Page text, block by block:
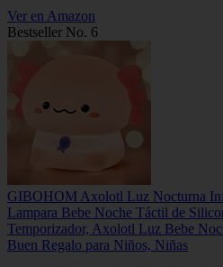
Ver en Amazon
Bestseller No. 6
GIBOHOM Axolotl Luz Nocturna
Lampara Bebe Noche Táctil de
Temporizador, Axolotl Luz Bebe
Buen Regalo para Niños, Niñas